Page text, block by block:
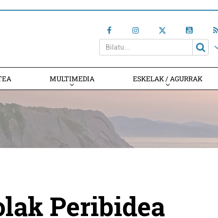
MULTIMEDIA ESKELAK / AGURRAK
Peribidea